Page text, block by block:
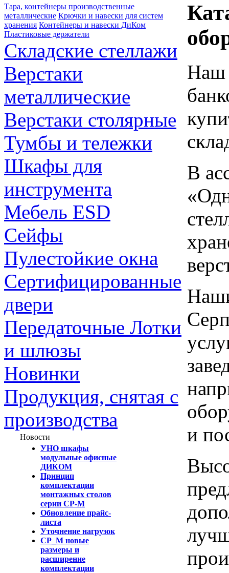
Тара, контейнеры производственные
металлические Крючки и навески для систем
хранения Контейнеры и навески ДиКом
Пластиковые держатели
Складские стеллажи
Верстаки
металлические
Верстаки столярные
Тумбы и тележки
Шкафы для
инструмента
Мебель ESD
Сейфы
Пулестойкие окна
Сертифицированные
двери
Передаточные Лотки
и шлюзы
Новинки
Продукция, снятая с
производства
Новости
УНО шкафы
модульные офисные
ДИКОМ
Принцип
комплектации
монтажных столов
серии СР-М
Обновление прайс-
листа
Уточнение нагрузок
СР_М новые
размеры и
расширение
комплектации
Наш
В
и